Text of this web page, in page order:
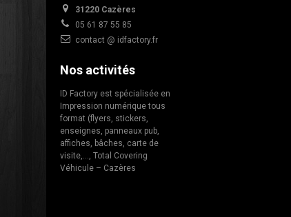
31220 Cazères
05 61 87 55 85
contact @ idfactory.fr
Nos activités
ID Factory est spécialisée en
Impression numérique tous
format (flyers, stickers,
enseignes, panneaux pub,
affiches, bâches, carte de
visite,…, Total Covering
Véhicule – Cazères